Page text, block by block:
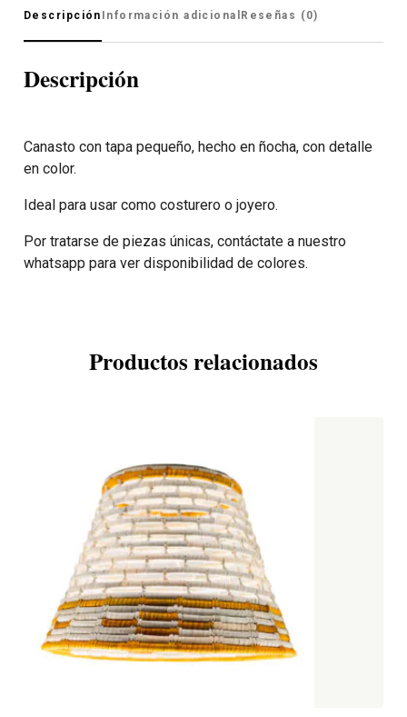
Descripción Información adicional Reseñas (0)
Descripción
Canasto con tapa pequeño, hecho en ñocha, con detalle
en color.
Ideal para usar como costurero o joyero.
Por tratarse de piezas únicas, contáctate a nuestro
whatsapp para ver disponibilidad de colores.
Productos relacionados